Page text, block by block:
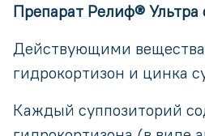
Препарат Релиф®
Действующими
гидрокортизон и цинка
Каждый суппозиторий